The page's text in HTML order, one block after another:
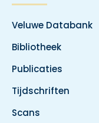
Veluwe Databank
Bibliotheek
Publicaties
Tijdschriften
Scans